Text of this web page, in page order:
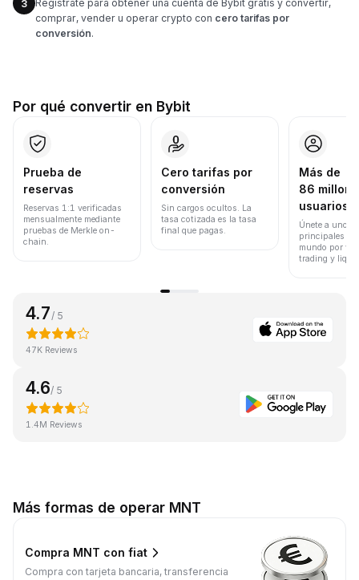
3
Regístrate para obtener una cuenta de Bybit gratis y convertir,
comprar, vender u operar crypto con cero tarifas por
conversión.
Por qué convertir en Bybit
Prueba de
reservas
Reservas 1:1 verificadas
mensualmente mediante
pruebas de Merkle on-
chain.
Cero tarifas por
conversión
Sin cargos ocultos. La
tasa cotizada es la tasa
final que pagas.
Más de
86
usuarios
Únete a uno
principales
mundo por
trading y
4.7 / 5
47K Reviews
4.6/ 5
1.4M Reviews
Más formas de operar MNT
Compra MNT con fiat
Compra con tarjeta bancaria, transferencia